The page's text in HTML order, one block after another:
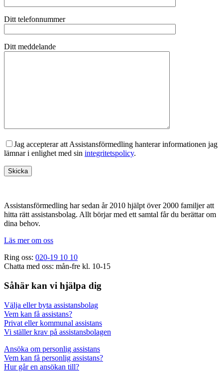
Ditt telefonnummer
Ditt meddelande
Jag accepterar att Assistansförmedling hanterar informationen jag
lämnar i enlighet med sin integritetspolicy.
Assistansförmedling har sedan år 2010 hjälpt över 2000 familjer att
hitta rätt assistansbolag. Allt börjar med ett samtal får du berättar om
dina behov.
Läs mer om oss
Ring oss: 020-19 10 10
Chatta med oss: mån-fre kl. 10-15
Såhär kan vi hjälpa dig
Välja eller byta assistansbolag
Vem kan få assistans?
Privat eller kommunal assistans
Vi ställer krav på assistansbolagen
Ansöka om personlig assistans
Vem kan få personlig assistans?
Hur går en ansökan till?